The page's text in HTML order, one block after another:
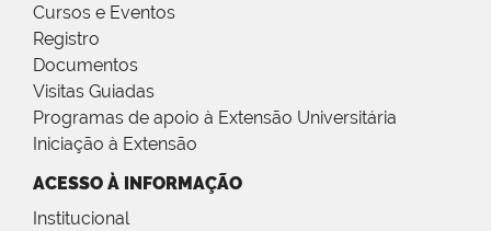
Cursos e Eventos
Registro
Documentos
Visitas Guiadas
Programas de apoio à Extensão Universitária
Iniciação à Extensão
ACESSO À INFORMAÇÃO
Institucional